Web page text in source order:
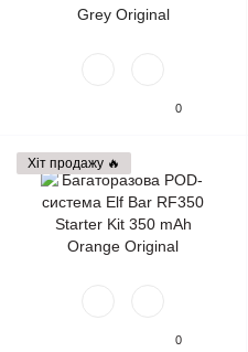
0
Хіт продажу 🔥
0